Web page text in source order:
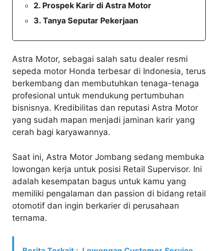
Prospek Karir di Astra Motor
Tanya Seputar Pekerjaan
Astra Motor, sebagai salah satu dealer resmi
sepeda motor Honda terbesar di Indonesia, terus
berkembang dan membutuhkan tenaga-tenaga
profesional untuk mendukung pertumbuhan
bisnisnya. Kredibilitas dan reputasi Astra Motor
yang sudah mapan menjadi jaminan karir yang
cerah bagi karyawannya.
Saat ini, Astra Motor Jombang sedang membuka
lowongan kerja untuk posisi Retail Supervisor. Ini
adalah kesempatan bagus untuk kamu yang
memiliki pengalaman dan passion di bidang retail
otomotif dan ingin berkarier di perusahaan
ternama.